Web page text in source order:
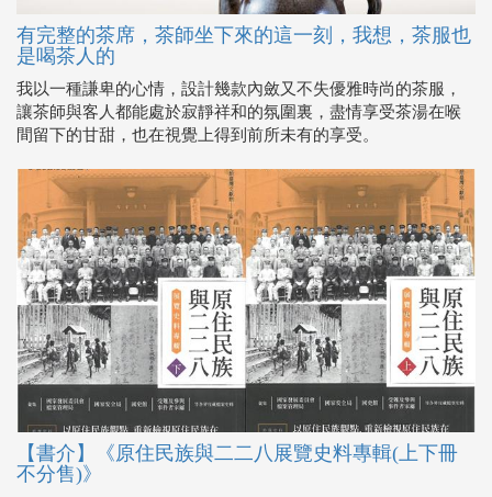
有完整的茶席，茶師坐下來的這一刻，我想，茶服也
是喝茶人的
我以一種謙卑的心情，設計幾款內斂又不失優雅時尚的茶服，
讓茶師與客人都能處於寂靜祥和的氛圍裏，盡情享受茶湯在喉
間留下的甘甜，也在視覺上得到前所未有的享受。
【書介】《原住民族與二二八展覽史料專輯(上下冊
不分售)》